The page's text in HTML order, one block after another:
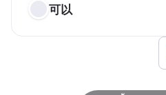
可以